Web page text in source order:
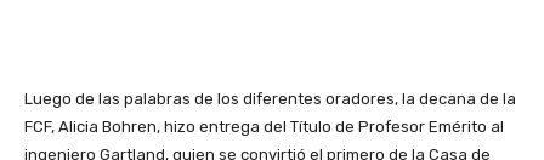
Luego de las palabras de los diferentes oradores, la decana de la
FCF, Alicia Bohren, hizo entrega del Título de Profesor Emérito al
ingeniero Gartland, quien se convirtió el primero de la Casa de